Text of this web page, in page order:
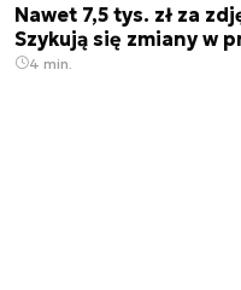
Nawet 7,5 tys. zł za
Szykują się zmiany w
4 min.